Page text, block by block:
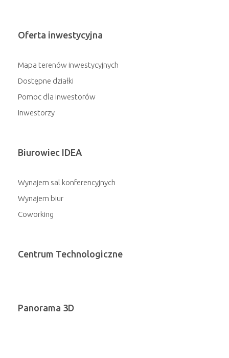
Oferta inwestycyjna
Mapa terenów inwestycyjnych
Dostępne działki
Pomoc dla inwestorów
Inwestorzy
Biurowiec IDEA
Wynajem sal konferencyjnych
Wynajem biur
Coworking
Centrum Technologiczne
Panorama 3D